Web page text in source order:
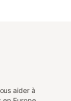
aider à